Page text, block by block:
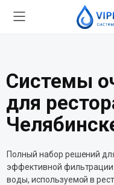
Системы
для
Полный набор решений
эффективной фильтрации
воды, используемой в